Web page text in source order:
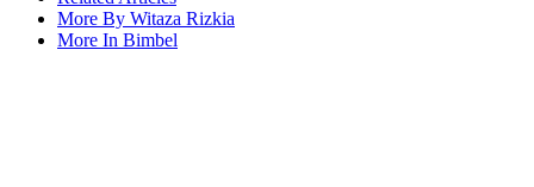
More By Witaza Rizkia
More In Bimbel